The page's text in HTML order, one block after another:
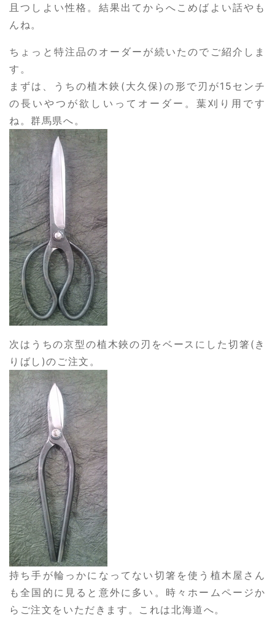
且つしよい性格。結果出てからへこめばよい話やも
んね。
ちょっと特注品のオーダーが続いたのでご紹介しま
す。
まずは、うちの植木鋏(大久保)の形で刃が15センチ
の長いやつが欲しいってオーダー。葉刈り用です
ね。群馬県へ。
次はうちの京型の植木鋏の刃をベースにした切箸(き
りばし)のご注文。
持ち手が輪っかになってない切箸を使う植木屋さん
も全国的に見ると意外に多い。時々ホームページか
らご注文をいただきます。これは北海道へ。